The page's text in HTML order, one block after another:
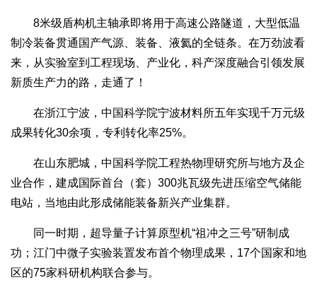
8米级盾构机主轴承即将用于高速公路隧道，大型低温
制冷装备贯通国产气源、装备、液氦的全链条。在万劲波看
来，从实验室到工程现场、产业化，科产深度融合引领发展
新质生产力的路，走通了！
在浙江宁波，中国科学院宁波材料所五年实现千万元级
成果转化30余项，专利转化率25%。
在山东肥城，中国科学院工程热物理研究所与地方及企
业合作，建成国际首台（套）300兆瓦级先进压缩空气储能
电站，当地由此形成储能装备新兴产业集群。
同一时期，超导量子计算原型机“祖冲之三号”研制成
功；江门中微子实验装置发布首个物理成果，17个国家和地
区的75家科研机构联合参与。